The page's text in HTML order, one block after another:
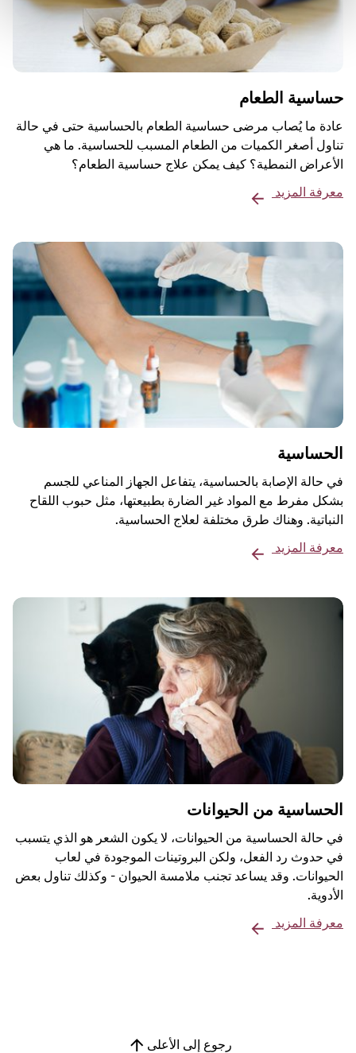
حساسية الطعام
عادة ما يُصاب مرضى حساسية الطعام بالحساسية حتى في حالة
تناول أصغر الكميات من الطعام المسبب للحساسية. ما هي
الأعراض النمطية؟ كيف يمكن علاج حساسية الطعام؟
معرفة المزيد
الحساسية
في حالة الإصابة بالحساسية، يتفاعل الجهاز المناعي للجسم
بشكل مفرط مع المواد غير الضارة بطبيعتها، مثل حبوب اللقاح
النباتية. وهناك طرق مختلفة لعلاج الحساسية.
معرفة المزيد
الحساسية من الحيوانات
في حالة الحساسية من الحيوانات، لا يكون الشعر هو الذي يتسبب
في حدوث رد الفعل، ولكن البروتينات الموجودة في لعاب
الحيوانات. وقد يساعد تجنب ملامسة الحيوان - وكذلك تناول بعض
الأدوية.
معرفة المزيد
رجوع إلى الأعلى